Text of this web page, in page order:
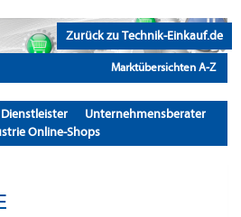
Zurück zu Technik-Einkauf.de
Marktübersichten A-Z
Dienstleister
Unternehmensberater
Online-Shops